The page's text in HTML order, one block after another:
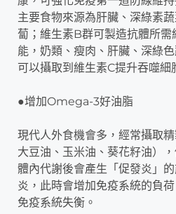
主要食物來源為肝臟、深綠素
蔔；維生素B群可製造抗體所需
能，奶類、瘦肉、肝臟、深綠
可以攝取到維生素C提升吞噬細
●增加Omega-3好油脂
現代人外食機會多，經常攝取
大豆油、玉米油、葵花籽油）
體內代謝後會產生「促發炎」
炎，此時會增加免疫系統的負
免疫系統失衡。